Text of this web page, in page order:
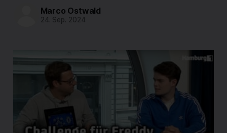
Marco Ostwald
24. Sep. 2024